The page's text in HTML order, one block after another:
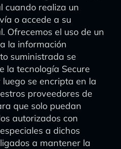
cuando realiza un
o accede a su
Ofrecemos el uso de un
la información
suministrada se
la tecnología Secure
luego se encripta en la
proveedores de
que solo puedan
autorizados con
a dichos
a mantener la